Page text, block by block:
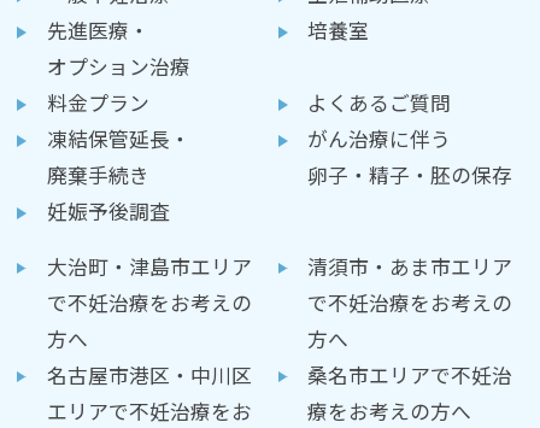
先進医療・
オプション治療
培養室
料金プラン
よくあるご質問
凍結保管延長・
廃棄手続き
がん治療に伴う
卵子・精子・胚の保存
妊娠予後調査
大治町・津島市エリア
で不妊治療をお考えの
方へ
清須市・あま市エリア
で不妊治療をお考えの
方へ
名古屋市港区・中川区
エリアで不妊治療をお
桑名市エリアで不妊治
療をお考えの方へ